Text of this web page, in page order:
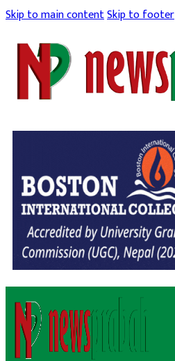
Skip to main contentSkip to footer